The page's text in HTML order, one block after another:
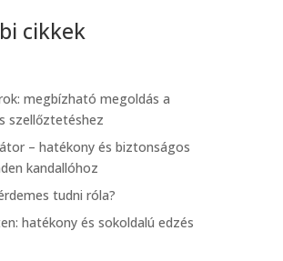
cikkek
megbízható megoldás a
szellőztetéshez
– hatékony és biztonságos
kandallóhoz
tudni róla?
hatékony és sokoldalú edzés